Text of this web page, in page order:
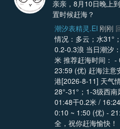
亲亲，8月10日晚上
置时候赶海？
潮汐表精灵.EI 刚刚
情况：多云；水31°
0.2-0.3浪 当日潮汐
米 推荐赶海时间：
23:59 (优) 赶海注意安
港[2026-8-11] 天气
28°-31°；1-3级西
01:48干0.2米 /
0:10 ~ 1:50 (优) -
全，祝你赶海愉快！